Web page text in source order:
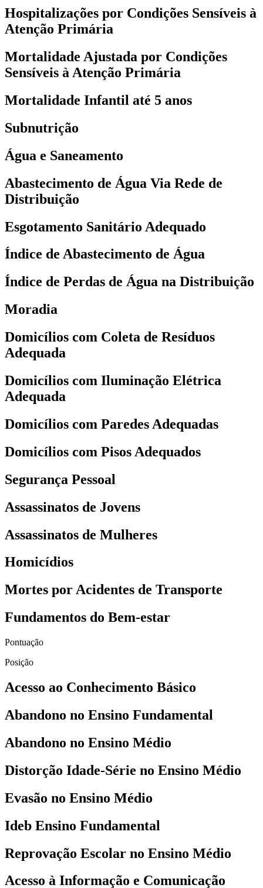
Hospitalizações por Condições Sensíveis à
Atenção Primária
Mortalidade Ajustada por Condições
Sensíveis à Atenção Primária
Mortalidade Infantil até 5 anos
Subnutrição
Água e Saneamento
Abastecimento de Água Via Rede de
Distribuição
Esgotamento Sanitário Adequado
Índice de Abastecimento de Água
Índice de Perdas de Água na Distribuição
Moradia
Domicílios com Coleta de Resíduos
Adequada
Domicílios com Iluminação Elétrica
Adequada
Domicílios com Paredes Adequadas
Domicílios com Pisos Adequados
Segurança Pessoal
Assassinatos de Jovens
Assassinatos de Mulheres
Homicídios
Mortes por Acidentes de Transporte
Fundamentos do Bem-estar
Pontuação
Posição
Acesso ao Conhecimento Básico
Abandono no Ensino Fundamental
Abandono no Ensino Médio
Distorção Idade-Série no Ensino Médio
Evasão no Ensino Médio
Ideb Ensino Fundamental
Reprovação Escolar no Ensino Médio
Acesso à Informação e Comunicação